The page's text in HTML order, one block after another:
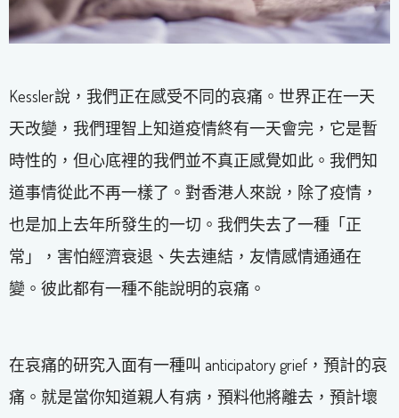
Kessler說，我們正在感受不同的哀痛。世界正在一天
天改變，我們理智上知道疫情終有一天會完，它是暫
時性的，但心底裡的我們並不真正感覺如此。我們知
道事情從此不再一樣了。對香港人來說，除了疫情，
也是加上去年所發生的一切。我們失去了一種「正
常」，害怕經濟衰退、失去連結，友情感情通通在
變。彼此都有一種不能說明的哀痛。
在哀痛的研究入面有一種叫 anticipatory grief，預計的哀
痛。就是當你知道親人有病，預料他將離去，預計壞